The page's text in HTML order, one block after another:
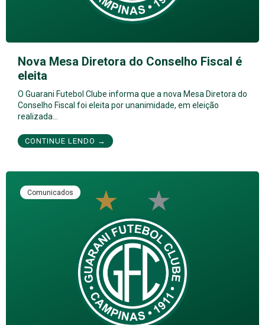
Nova Mesa Diretora do Conselho Fiscal é
eleita
O Guarani Futebol Clube informa que a nova Mesa Diretora do
Conselho Fiscal foi eleita por unanimidade, em eleição
realizada…
CONTINUE LENDO →
Comunicados